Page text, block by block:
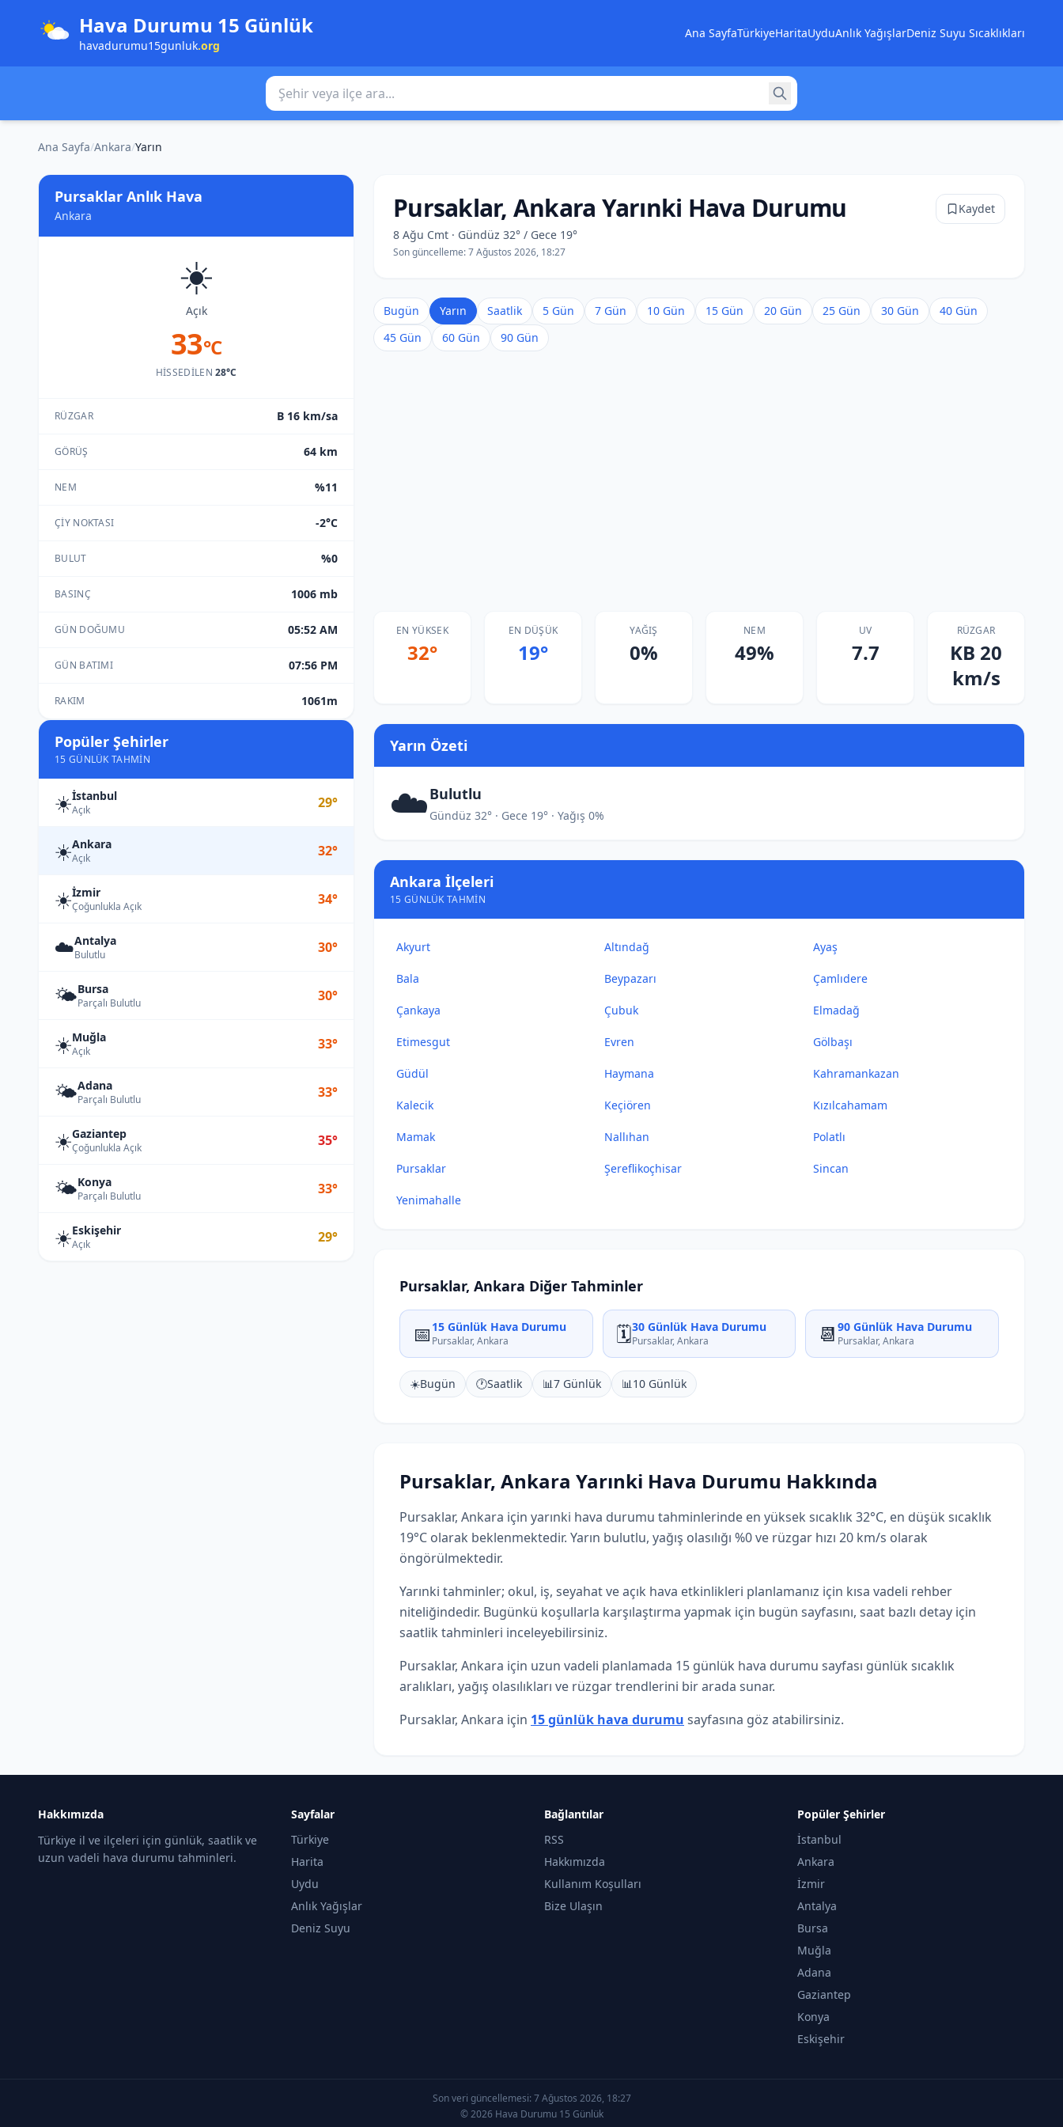
Hava Durumu 15 Günlük
havadurumu15gunluk.org
Ana SayfaTürkiyeHaritaUyduAnlık YağışlarDeniz Suyu Sıcaklıkları
Şehir veya ilçe ara
Ana Sayfa/Ankara/Yarın
Pursaklar Anlık Hava
Ankara
☀️
Açık
33°C
HISSEDILEN28°C
RÜZGAR B 16 km/sa
GÖRÜŞ 64 km
NEM %11
ÇIY NOKTASI -2°C
BULUT %0
BASINÇ 1006 mb
GÜN DOĞUMU 05:52 AM
GÜN BATIMI 07:56 PM
RAKIM 1061m
Popüler Şehirler
15 GÜNLÜK TAHMIN
☀️İstanbul
Açık 29°
☀️Ankara
Açık 32°
☀️İzmir
Çoğunlukla Açık 34°
☁️Antalya
Bulutlu 30°
🌤️Bursa
Parçalı Bulutlu 30°
☀️Muğla
Açık 33°
🌤️Adana
Parçalı Bulutlu 33°
☀️Gaziantep
Çoğunlukla Açık 35°
🌤️Konya
Parçalı Bulutlu 33°
☀️Eskişehir
Açık 29°
Pursaklar, Ankara Yarınki Hava Durumu
8 Ağu Cmt · Gündüz 32° / Gece 19°
Son güncelleme:7 Ağustos 2026, 18:27
Kaydet
Bugün Yarın Saatlik 5 Gün 7 Gün 10 Gün 15 Gün 20 Gün 25 Gün 30 Gün
40 Gün
45 Gün
60 Gün 90 Gün
EN YÜKSEK
32°
EN DÜŞÜK
19°
YAĞIŞ
0%
NEM
49%
UV
7.7
RÜZGAR
KB 20
km/s
Yarın Özeti
☁️Bulutlu
Gündüz 32° · Gece 19° · Yağış 0%
Ankara İlçeleri
15 GÜNLÜK TAHMIN
Akyurt Altındağ Ayaş
Bala Beypazarı Çamlıdere
Çankaya Çubuk Elmadağ
Etimesgut Evren Gölbaşı
Güdül Haymana Kahramankazan
Kalecik Keçiören Kızılcahamam
Mamak Nallıhan Polatlı
Pursaklar Şereflikoçhisar Sincan
Yenimahalle
Pursaklar, Ankara Diğer Tahminler
📅 15 Günlük Hava Durumu
Pursaklar, Ankara 🗓️30 Günlük Hava Durumu
Pursaklar, Ankara 📆90 Günlük Hava Durumu
Pursaklar, Ankara
☀️Bugün 🕐Saatlik 📊7 Günlük 📊10 Günlük
Pursaklar, Ankara Yarınki Hava Durumu Hakkında
Pursaklar, Ankara için yarınki hava durumu tahminlerinde en yüksek sıcaklık 32°C, en düşük sıcaklık
19°C olarak beklenmektedir. Yarın bulutlu, yağış olasılığı %0 ve rüzgar hızı 20 km/s olarak
öngörülmektedir.
Yarınki tahminler; okul, iş, seyahat ve açık hava etkinlikleri planlamanız için kısa vadeli rehber
niteliğindedir. Bugünkü koşullarla karşılaştırma yapmak için bugün sayfasını, saat bazlı detay için
saatlik tahminleri inceleyebilirsiniz.
Pursaklar, Ankara için uzun vadeli planlamada 15 günlük hava durumu sayfası günlük sıcaklık
aralıkları, yağış olasılıkları ve rüzgar trendlerini bir arada sunar.
Pursaklar, Ankara için 15 günlük hava durumu sayfasına göz atabilirsiniz.
Hakkımızda
Türkiye il ve ilçeleri için günlük, saatlik ve
uzun vadeli hava durumu tahminleri.
Sayfalar
Türkiye
Harita
Uydu
Anlık Yağışlar
Deniz Suyu
Bağlantılar
RSS
Hakkımızda
Kullanım Koşulları
Bize Ulaşın
Popüler Şehirler
İstanbul
Ankara
İzmir
Antalya
Bursa
Muğla
Adana
Gaziantep
Konya
Eskişehir
Son veri güncellemesi: 7 Ağustos 2026, 18:27
© 2026 Hava Durumu 15 Günlük